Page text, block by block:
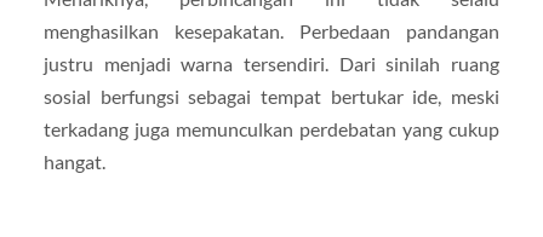
menghasilkan kesepakatan. Perbedaan pandangan
justru menjadi warna tersendiri. Dari sinilah ruang
sosial berfungsi sebagai tempat bertukar ide, meski
terkadang juga memunculkan perdebatan yang cukup
hangat.